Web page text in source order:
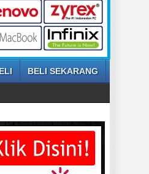
BELI SEKARANG